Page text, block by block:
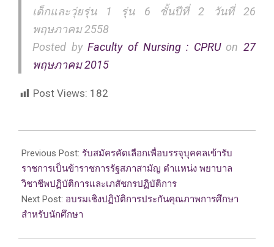
เด็กและวุ่ยรุ่น 1 รุ่น 6 ชั้นปีที่ 2 วันที่ 26
พฤษภาคม 2558
Posted byFaculty of Nursing : CPRUon 27
พฤษภาคม 2015
Post Views: 182
05-
27
Previous Post: รับสมัครคัดเลือกเพื่อบรรจุบุคคลเข้ารับ
ราชการเป็นข้าราชการรัฐสภาสามัญ ตำแหน่ง พยาบาล
วิชาชีพปฏิบัติการและเภสัชกรปฏิบัติการ
Next Post: อบรมเชิงปฏิบัติการประกันคุณภาพการศึกษา
สำหรับนักศึกษา